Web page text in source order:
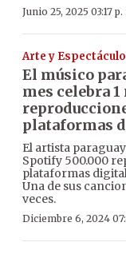
Junio 25, 2025 03:17 p.
Arte y
El músico
mes celebra
plataformas
El artista
Spotify 500.000
plataformas
Una de sus
veces.
Diciembre 6, 2024